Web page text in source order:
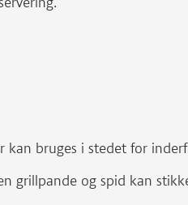
kan bruges i stedet for
grillpande og spid kan